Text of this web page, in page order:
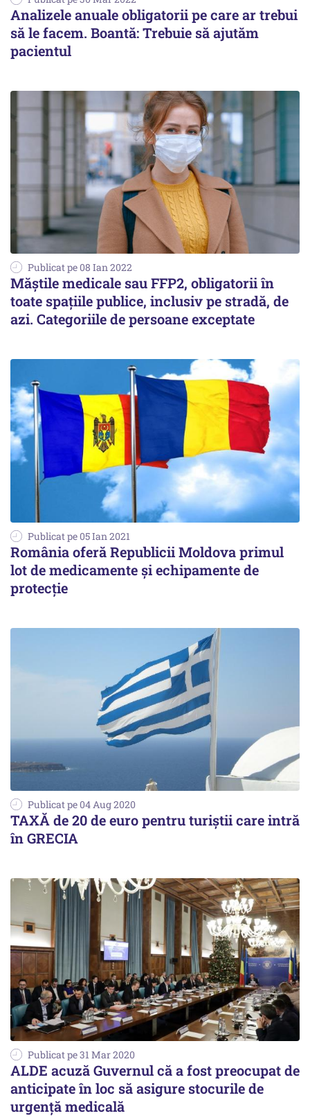
Analizele anuale obligatorii pe care ar trebui
să le facem. Boantă: Trebuie să ajutăm
pacientul
Publicat pe 08 Ian 2022
Măștile medicale sau FFP2, obligatorii în
toate spațiile publice, inclusiv pe stradă, de
azi. Categoriile de persoane exceptate
Publicat pe 05 Ian 2021
România oferă Republicii Moldova primul
lot de medicamente și echipamente de
protecție
Publicat pe 04 Aug 2020
TAXĂ de 20 de euro pentru turiștii care intră
în GRECIA
Publicat pe 31 Mar 2020
ALDE acuză Guvernul că a fost preocupat de
anticipate în loc să asigure stocurile de
urgenţă medicală